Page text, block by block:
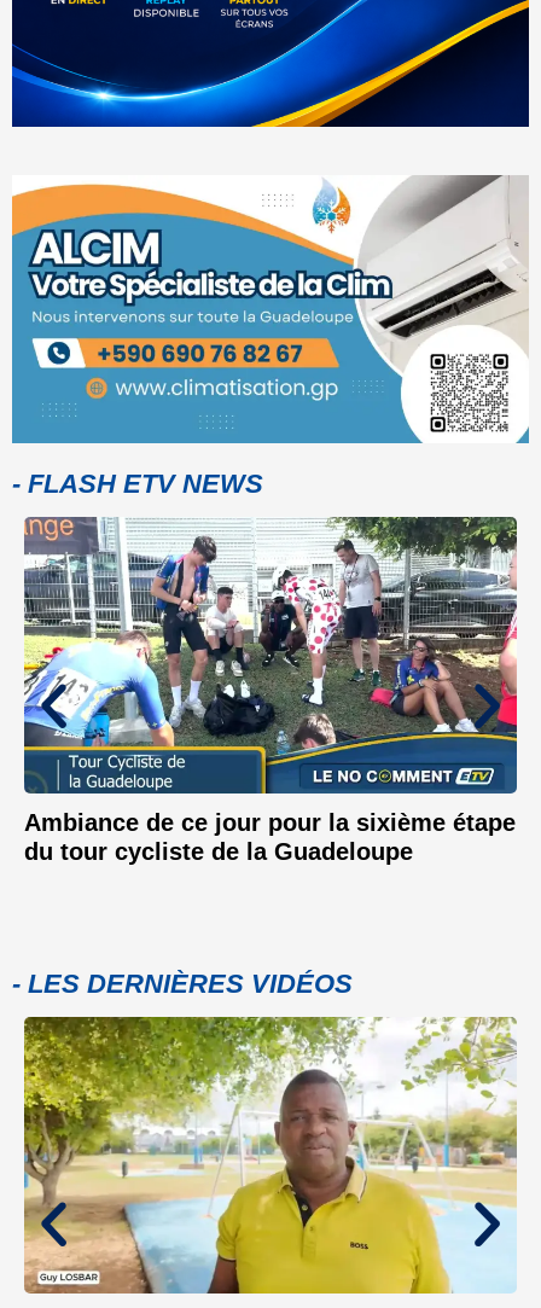
- FLASH ETV NEWS
Ambiance de ce jour pour la sixième étape
du tour cycliste de la Guadeloupe
- LES DERNIÈRES VIDÉOS